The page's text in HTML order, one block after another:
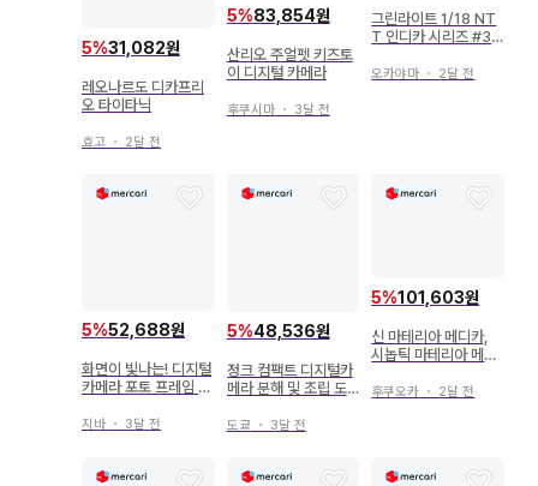
5%31,082원
레오나르도 디카프리
오 타이타닉
효고 ・ 2달 전
5%83,854원
산리오 주얼펫 키즈토
이 디지털 카메라
후쿠시마・ 3달 전
그린라이트 1/18 NT
T 인디카 시리즈 #30
오카야마 ・ 2달 전
5%52,688원
화면이 빛나는! 디지털
카메라 포토 프레임 마
지바 ・ 3달 전
5%48,536원
정크 컴팩트 디지털카
메라 분해 및 조립 도
도쿄 ・ 3달 전
5%101,603원
신 마테리아 메디카,
시놉틱 마테리아 메디
후쿠오카 ・ 2달 전